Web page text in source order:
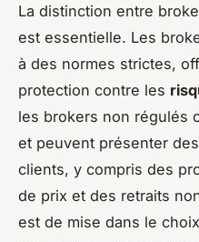
La distinction entre
est essentielle. Les
à des normes strictes,
protection contre les
les brokers non régulés
et peuvent présenter
clients, y compris des
de prix et des retraits
est de mise dans le